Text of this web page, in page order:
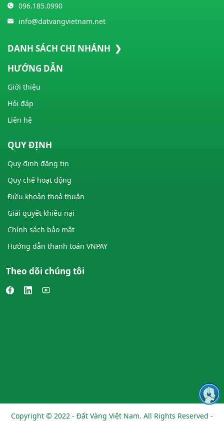
096.185.0990
info@datvangvietnam.net
DANH SÁCH CHI NHÁNH ❯
HƯỚNG DẪN
Giới thiệu
Hỏi đáp
Liên hệ
QUY ĐỊNH
Quy định đăng tin
Quy chế hoạt động
Điều khoản thoả thuận
Giải quyết khiếu nại
Chính sách bảo mật
Hướng dẫn thanh toán VNPAY
Theo dõi chúng tôi
Copyright © 2022 - Đất Vàng Việt Nam. All Rights Reserved -